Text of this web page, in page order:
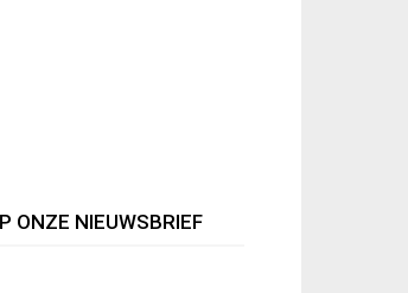
ONZE NIEUWSBRIEF